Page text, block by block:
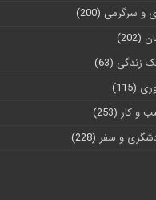
و سرگرمی (200)
(202)
زندگی (63)
(115)
و کار (253)
و سفر (228)